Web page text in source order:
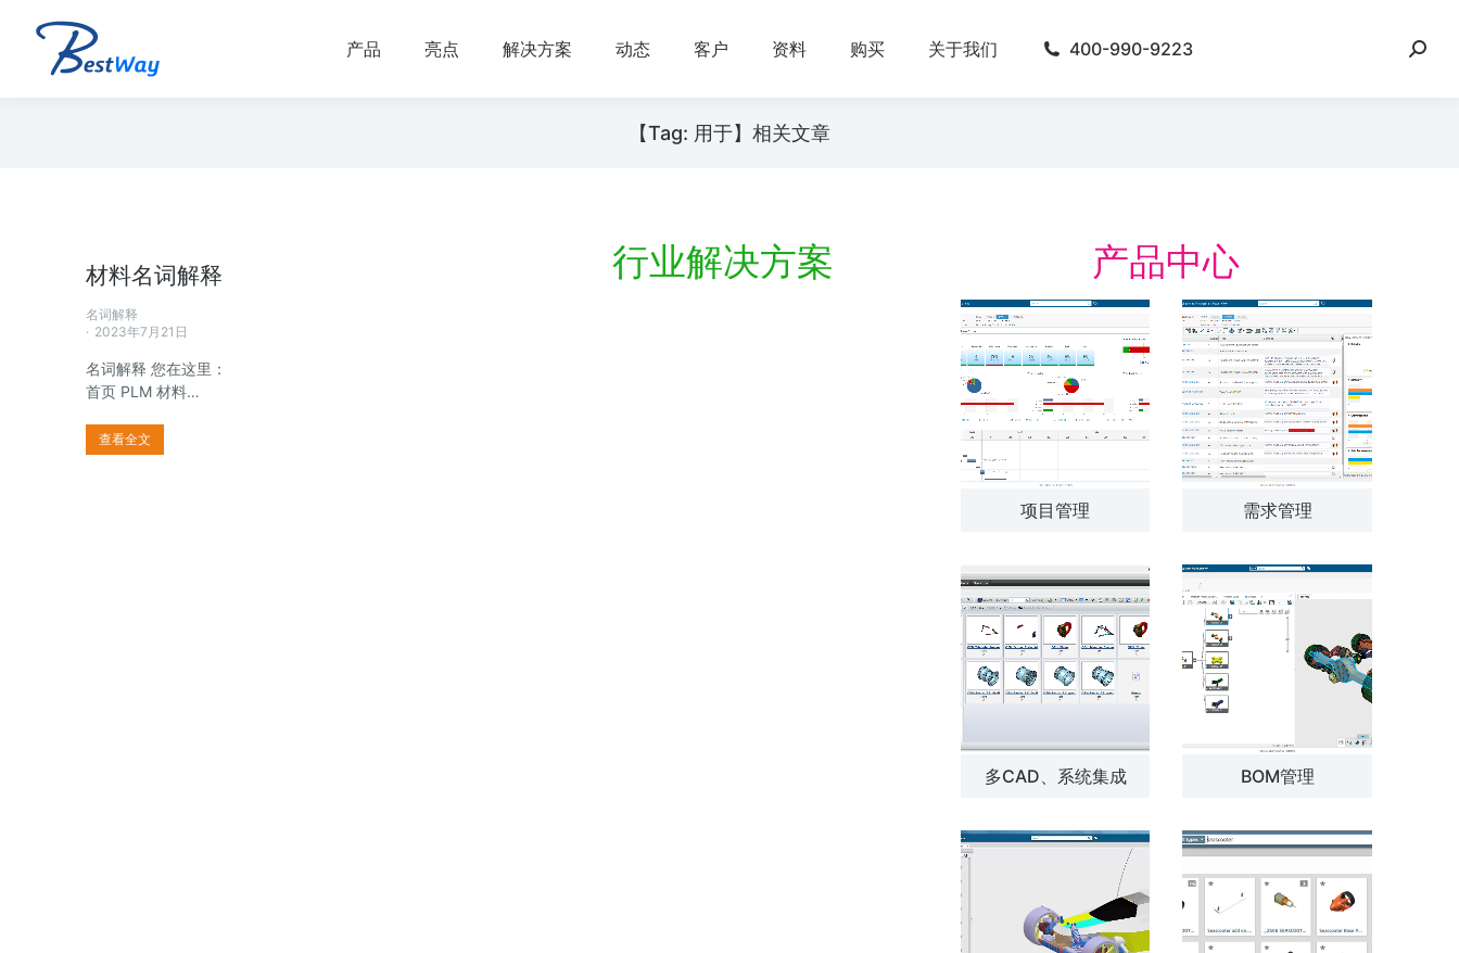
产品 亮点 解决方案 动态 客户 资料 购买 关于我们 400-990-9223
【Tag: 用于】相关文章
材料名词解释
名词解释
2023年7月21日
名词解释 您在这里：
首页 PLM 材料…
查看全文
行业解决方案 产品中心
项目管理 需求管理
多CAD、系统集成 BOM管理